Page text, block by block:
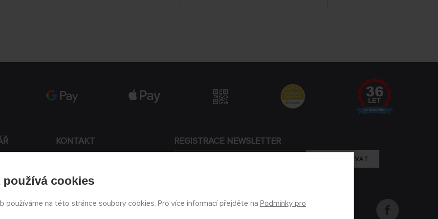
KONTAKT
info@
PRODEJNY
REGISTRACE NEWSLETTER
REGISTROVAT
používá cookies
používáme na této stránce soubory cookies. Pro více informací přejděte na Podmínky pro